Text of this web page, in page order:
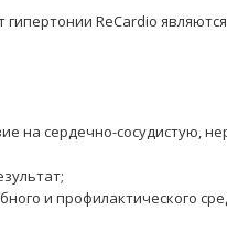
ReCardio
на сердечно-сосудистую,
и профилактического